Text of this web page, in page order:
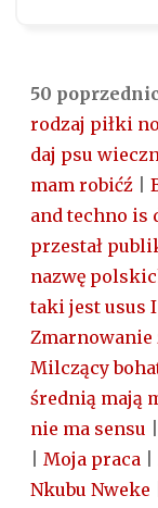
50
rodzaj piłki
daj psu
mam robićź
and techno is
przestał
nazwę
taki jest usus
Zmarnowanie
Milczący
średnią mają
nie ma sensu
Moja praca
Nkubu Nweke